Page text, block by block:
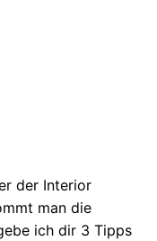
der Interior
man die
ich dir 3 Tipps